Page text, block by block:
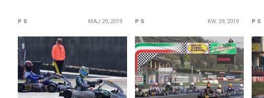
P S MAJ 29, 2019 P S KW. 29, 2019 P S
READ MORE READ MORE